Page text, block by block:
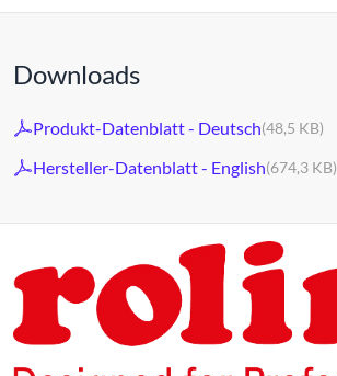
Downloads
Produkt-Datenblatt - Deutsch(48,5 KB)
Hersteller-Datenblatt - English(674,3 KB)